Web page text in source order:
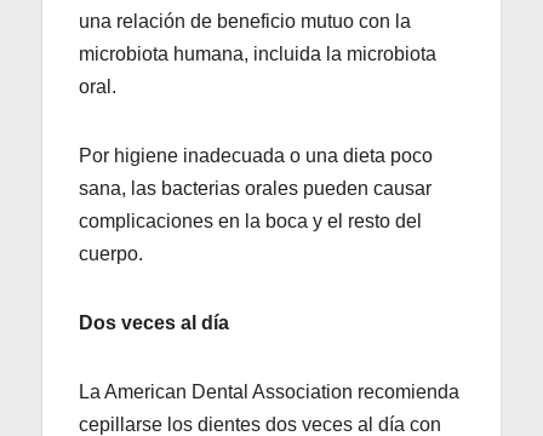
una relación de beneficio mutuo con la
microbiota humana, incluida la microbiota
oral.
Por higiene inadecuada o una dieta poco
sana, las bacterias orales pueden causar
complicaciones en la boca y el resto del
cuerpo.
Dos veces al día
La American Dental Association recomienda
cepillarse los dientes dos veces al día con